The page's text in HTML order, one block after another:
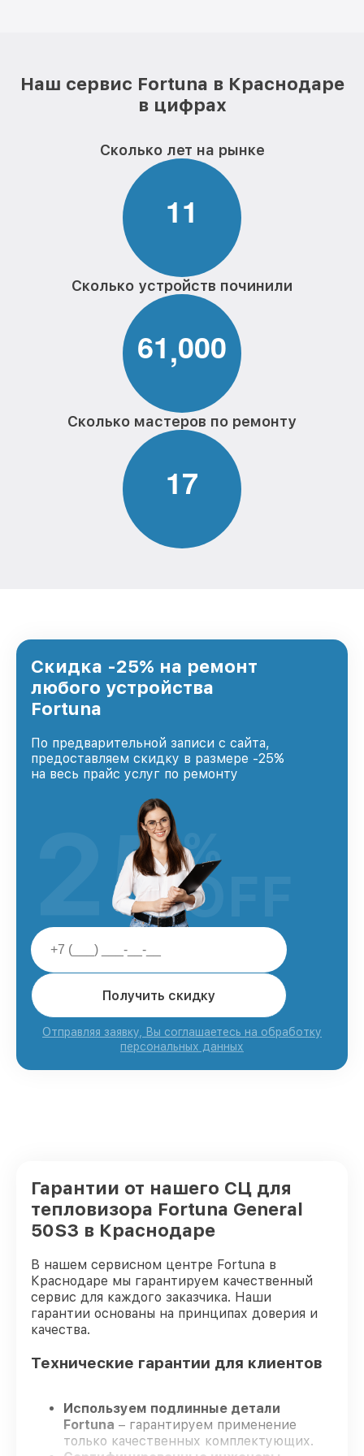
Наш сервис Fortuna в Краснодаре
в цифрах
Сколько лет на рынке
11
Сколько устройств починили
61,000
Сколько мастеров по ремонту
17
Скидка -25% на ремонт
любого устройства
Fortuna
По предварительной записи с сайта,
предоставляем скидку в размере -25%
на весь прайс услуг по ремонту
Получить скидку
Отправляя заявку, Вы соглашаетесь на обработку
персональных данных
25%
OFF
Гарантии от нашего СЦ для
тепловизора Fortuna General
50S3 в Краснодаре
В нашем сервисном центре Fortuna в
Краснодаре мы гарантируем качественный
сервис для каждого заказчика. Наши
гарантии основаны на принципах доверия и
качества.
Технические гарантии для клиентов
Используем подлинные детали
Fortuna – гарантируем применение
только качественных комплектующих.